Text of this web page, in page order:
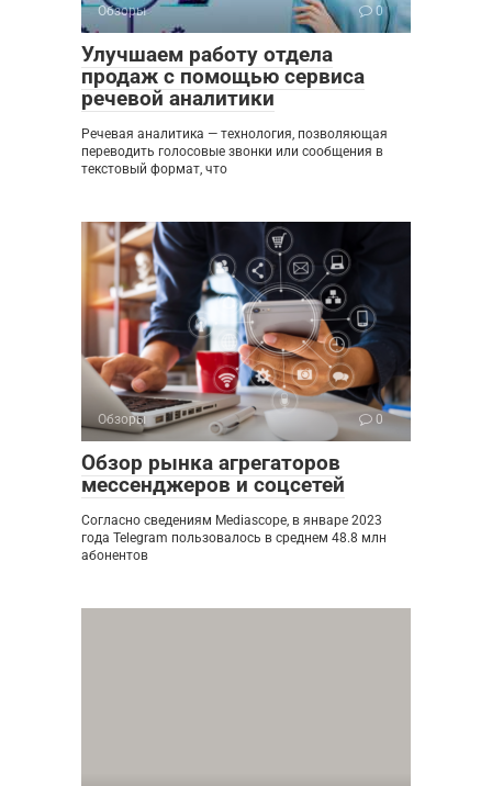
Обзоры 0
Улучшаем работу отдела
продаж с помощью сервиса
речевой аналитики
Речевая аналитика — технология, позволяющая
переводить голосовые звонки или сообщения в
текстовый формат, что
Обзоры 0
Обзор рынка агрегаторов
мессенджеров и соцсетей
Согласно сведениям Mediascope, в январе 2023
года Telegram пользовалось в среднем 48.8 млн
абонентов